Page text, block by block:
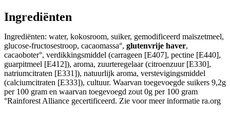
Ingrediënten
Ingrediënten: water, kokosroom, suiker, gemodificeerd maïszetmeel,
glucose-fructosestroop, cacaomassa°, glutenvrije haver,
cacaoboter°, verdikkingsmiddel (carrageen [E407], pectine [E440],
guarpitmeel [E412]), aroma, zuurteregelaar (citroenzuur [E330],
natriumcitraten [E331]), natuurlijk aroma, verstevigingsmiddel
(calciumcitraten [E333]), cultuur. Waarvan toegevoegde suikers 9,2g
per 100 gram en waarvan toegevoegd zout 0g per 100 gram
°Rainforest Alliance gecertificeerd. Zie voor meer informatie ra.org